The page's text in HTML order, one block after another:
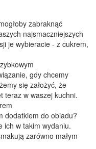
zabraknąć
najsmaczniejszych
je wybieracie - z cukrem,
gdy chcemy
się założyć, że
teraz w waszej kuchni.
dodatkiem do obiadu?
ich w takim wydaniu.
zarówno małym